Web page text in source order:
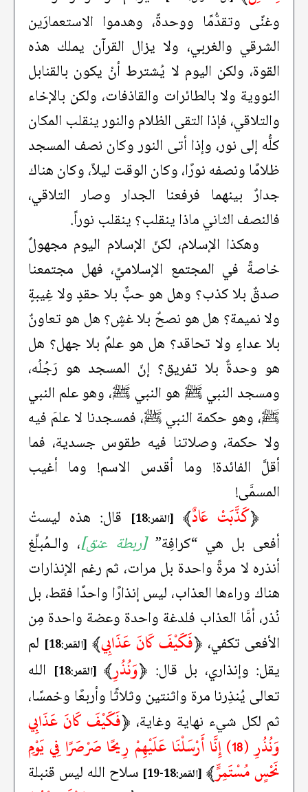
وغنًى وتقدُّمًا ووحدةً، وهدموا الاستعمارَين
الشرقي والغربي، ولا يزال القرآن يملك هذه
القوة، ولكن اليوم لا يُشترط أنْ يكون بالقنابل
النووية ولا بالطائرات والقاذفات، ولكن بالإخاء
والتلاقي، فإذا التقى الظلام والنور ينقلب المكان
كلُّه إلى نور، وإذا أتى النور وكان نصف المسجد
ظلامًا ونصفه نورًا، وكان الوقت ليلاً، وكان هناك
جدارٌ بينهما فرفعنا الجدار وصار التلاقي،
فالنصف الثاني ماذا ينقلب؟ ينقلب نوراً.
وهكذا الإسلام، لكنّ الإسلام اليوم مجهولٌ
خاصةً في المجتمع الإسلاميِّ، فهل مجتمعنا
صدقٌ بلا كذب؟ وهل هو حبٌّ بلا حقدٍ ولا غِيبةٍ
ولا نميمة؟ هل هو نصحٌ بلا غشٍ؟ هل هو تعاونٌ
بلا عداءٍ ولا تحاقد؟ هل هو علمٌ بلا جهل؟ هل
هو وحدةٌ بلا تفريق؟ إنّ المسجد هو رَجُلُه،
ومسجد النبي ﷺ هو النبي ﷺ، وهو علم النبي
ﷺ، وهو حكمة النبي ﷺ، فمسجدنا لا علمَ فيه
ولا حكمة، وصلاتنا فيه طقوس جسدية، فما
أقلَّ الفائدة! وما أقدس الاسم! وما أغيب
المسمَّى!
﴿كَذَّبَتْ عَادٌ﴾ [القمر:18]
قال: هذه ليستْ
أفعى بل هي “كرافِة”[ربطة عنق]، والـمُبلِّغ
أنذره لا مرةً واحدة بل مرات، ثم رغم الإنذارات
هناك وراءها العذاب، ليس إنذارًا واحدًا فقط، بل
نُذر، أمَّا العذاب فلدغة واحدة وعضة واحدة مِن
الأفعى تكفي، ﴿فَكَيْفَ كَانَ عَذَابِي﴾ [القمر:18]
لم
يقل: وإنذاري، بل قال: ﴿وَنُذُرِ﴾ [القمر:18]
الله
تعالى يُنذِرنا مرة واثنتين وثلاثًا وأربعًا وخمسًا،
ثم لكل شيء نهاية وغاية، ﴿فَكَيْفَ كَانَ عَذَابِي
وَنُذُرِ (18) إِنَّا أَرْسَلْنَا عَلَيْهِمْ رِيحًا صَرْصَرًا فِي يَوْمِ
نَحْسٍ مُسْتَمِرٍّ﴾ [القمر:18-19]
سلاح الله ليس قنبلة